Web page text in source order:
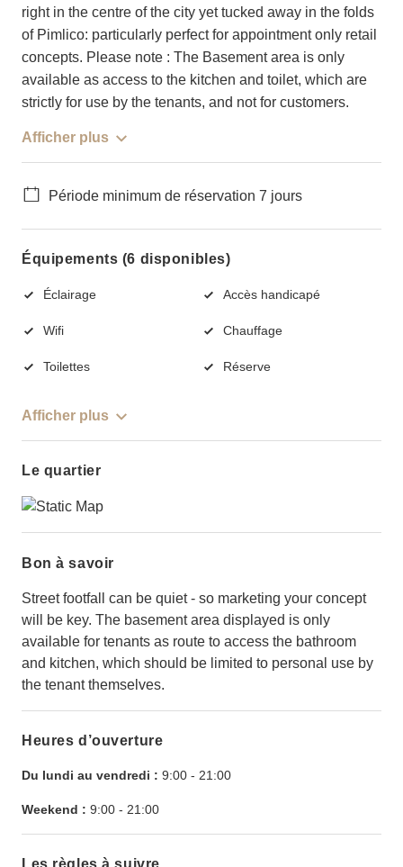
right in the centre of the city yet tucked away in the folds
of Pimlico: particularly perfect for appointment only retail
concepts. Please note : The Basement area is only
available as access to the kitchen and toilet, which are
strictly for use by the tenants, and not for customers.
Afficher plus
Période minimum de réservation 7 jours
Équipements (6 disponibles)
Éclairage Accès handicapé
Wifi Chauffage
Toilettes Réserve
Afficher plus
Le quartier
Bon à savoir
Street footfall can be quiet - so marketing your concept
will be key. The basement area displayed is only
available for tenants as route to access the bathroom
and kitchen, which should be limited to personal use by
the tenant themselves.
Heures d’ouverture
Du lundi au vendredi : 9:00 - 21:00
Weekend : 9:00 - 21:00